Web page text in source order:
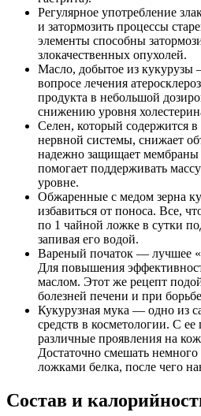
Регулярное употребление
и затормозить процессы
элементы способны
злокачественных опухолей.
Масло, добытое из кукурузы
вопросе лечения
продукта в небольшой
снижению уровня
Селен, который содержится в
нервной системы, снижает
надежно защищает мембраны
помогает поддерживать
уровне.
Обжаренные с медом зерна
избавиться от поноса. Все,
по 1 чайной ложке в сутки
запивая его водой.
Вареный початок — лучшее
Для повышения
маслом. Этот же рецепт
болезней печени и при
Кукурузная мука — одно из
средств в косметологии. С
различные проявления на
Достаточно смешать
ложками белка, после чего
Состав и